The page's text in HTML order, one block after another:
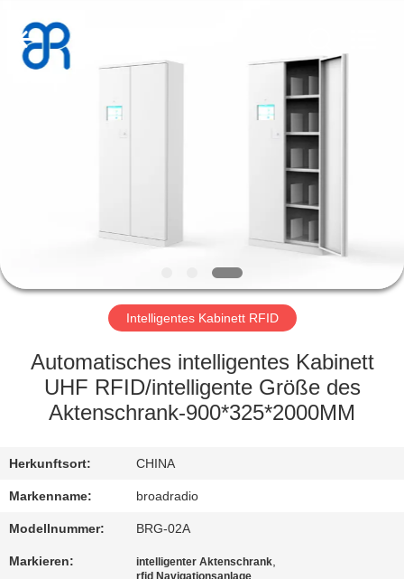
VR
SHOW
ÜBER
UNS
AUSFLUG
QUALITÄTSKONTROLLE
Technology
Co.,LTD..
Rights
Intelligentes Kabinett RFID
Automatisches intelligentes Kabinett
UHF RFID/intelligente Größe des
Aktenschrank-900*325*2000MM
Herkunftsort: CHINA
Markenname: broadradio
Modellnummer: BRG-02A
Markieren: intelligenter Aktenschrank,